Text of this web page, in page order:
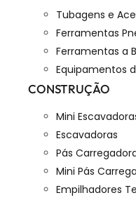
Tubagens e
Ferramentas
Ferramentas a
Equipamentos
CONSTRUÇÃO
Mini
Escavadoras
Pás
Mini Pás
Empilhadores